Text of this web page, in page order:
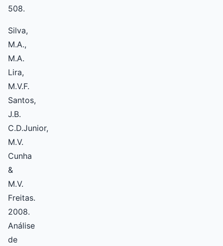
508.
Silva,
M.A.,
M.A.
Lira,
M.V.F.
Santos,
J.B.
C.D.Junior,
M.V.
Cunha
&
M.V.
Freitas.
2008.
Análise
de